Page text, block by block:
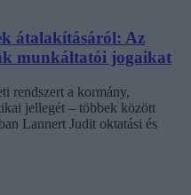
átalakításáról: Az
munkáltatói jogaikat
rendszert a kormány,
jellegét – többek között
Lannert Judit oktatási és